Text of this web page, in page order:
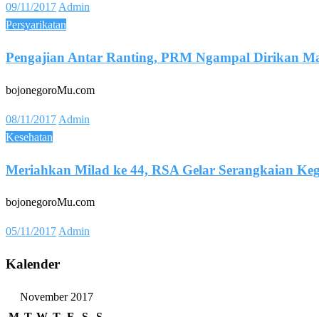
Posted
on
09/11/2017Admin
Persyarikatan
Pengajian Antar Ranting, PRM Ngampal Dirikan
bojonegoroMu.com
Posted
on
08/11/2017 Admin
Kesehatan
Meriahkan Milad ke 44, RSA Gelar Serangkaian
bojonegoroMu.com
Posted
05/11/2017 Admin
Kalender
November 2017